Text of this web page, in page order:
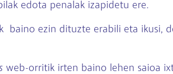
edota penalak izapidetu ere.
baino ezin dituzte erabili eta ikusi,
web-orritik irten baino lehen saioa